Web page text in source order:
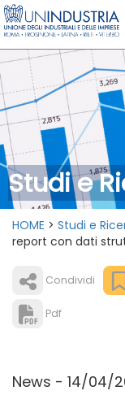
Studi e
HOME > Studi e
report con dati
Condividi
Pdf
News - 14/04/